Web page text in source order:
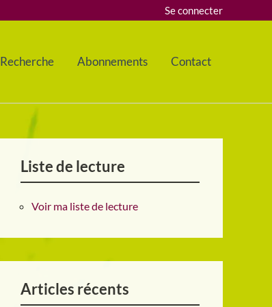
Se connecter
Recherche Abonnements Contact
Liste de lecture
Voir ma liste de lecture
Articles récents